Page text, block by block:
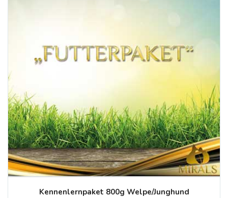
Kennenlernpaket 800g Welpe/Junghund